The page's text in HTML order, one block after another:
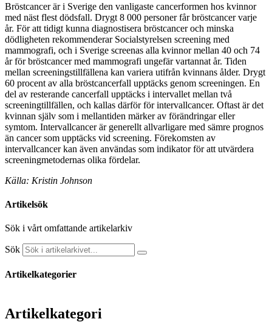
Bröstcancer är i Sverige den vanligaste cancerformen hos kvinnor
med näst flest dödsfall. Drygt 8 000 personer får bröstcancer varje
år. För att tidigt kunna diagnostisera bröstcancer och minska
dödligheten rekommenderar Socialstyrelsen screening med
mammografi, och i Sverige screenas alla kvinnor mellan 40 och 74
år för bröstcancer med mammografi ungefär vartannat år. Tiden
mellan screeningstillfällena kan variera utifrån kvinnans ålder. Drygt
60 procent av alla bröstcancerfall upptäcks genom screeningen. En
del av resterande cancerfall upptäcks i intervallet mellan två
screeningtillfällen, och kallas därför för intervallcancer. Oftast är det
kvinnan själv som i mellantiden märker av förändringar eller
symtom. Intervallcancer är generellt allvarligare med sämre prognos
än cancer som upptäcks vid screening. Förekomsten av
intervallcancer kan även användas som indikator för att utvärdera
screeningmetodernas olika fördelar.
Källa: Kristin Johnson
Artikelsök
Sök i vårt omfattande artikelarkiv
Sök
Artikelkategorier
Artikelkategori